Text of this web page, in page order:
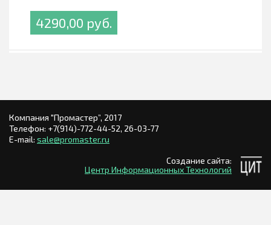
4290,00 pуб.
Компания "Промастер”, 2017
Телефон: +7(914)-772-44-52, 26-03-77
E-mail: sale@promaster.ru
Создание сайта:
Центр Информационных Технологий